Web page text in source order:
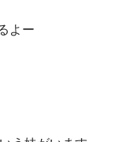
よー